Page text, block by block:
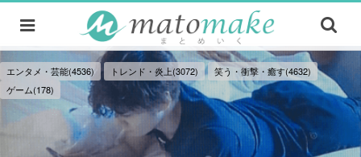
エンタメ・芸能(4536) トレンド・炎上(3072)
笑う・衝撃・癒す(4632)
ゲーム(178)